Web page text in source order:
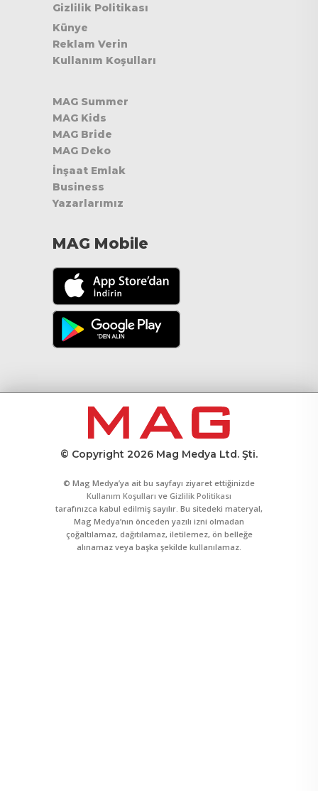
Gizlilik Politikası
Künye
Reklam Verin
Kullanım Koşulları
MAG Summer
MAG Kids
MAG Bride
MAG Deko
İnşaat Emlak
Business
Yazarlarımız
MAG Mobile
© Copyright 2026 Mag Medya Ltd. Şti.
© Mag Medya’ya ait bu sayfayı ziyaret ettiğinizde
Kullanım Koşulları ve Gizlilik Politikası
tarafınızca kabul edilmiş sayılır. Bu sitedeki materyal,
Mag Medya’nın önceden yazılı izni olmadan
çoğaltılamaz, dağıtılamaz, iletilemez, ön belleğe
alınamaz veya başka şekilde kullanılamaz.